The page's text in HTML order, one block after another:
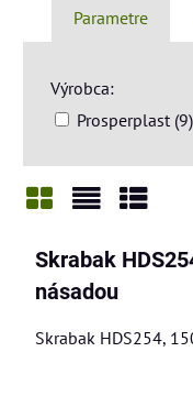
Parametre
Výrobca:
Prosperplast (9)
Skrabak
násadou
Skrabak HDS254,